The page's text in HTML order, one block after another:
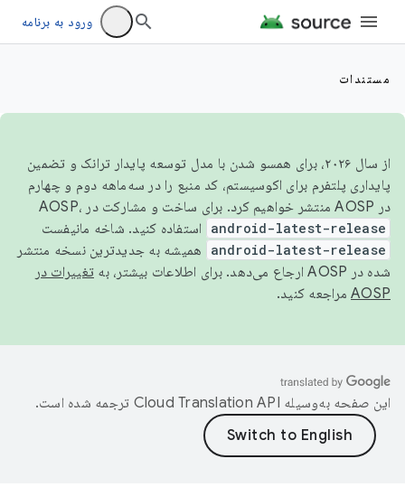
ورود به برنامه
مستندات
از سال ۲۰۲۶، برای همسو شدن با مدل توسعه پایدار ترانک و تضمین
پایداری پلتفرم برای اکوسیستم، کد منبع را در سه‌ماهه دوم و چهارم
در AOSP منتشر خواهیم کرد. برای ساخت و مشارکت در AOSP،
android-latest-release استفاده کنید. شاخه مانیفست
android-latest-release
همیشه به جدیدترین نسخه منتشر
شده در AOSP ارجاع می‌دهد. برای اطلاعات بیشتر، به
تغییرات در
AOSP مراجعه کنید.
این صفحه به‌وسیله ترجمه شده است.